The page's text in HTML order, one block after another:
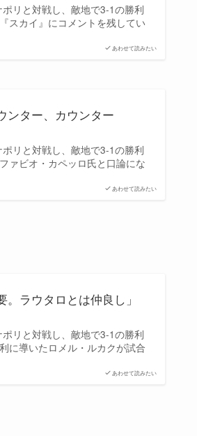
あわせて読みたい
リと対戦し、敵地で3-1の勝利
スカイ』にコメントを残してい
あわせて読みたい
ンター、カウンター
リと対戦し、敵地で3-1の勝利
ァビオ・カペッロ氏と口論にな
あわせて読みたい
ラウタロとは仲良し」
リと対戦し、敵地で3-1の勝利
に導いたロメル・ルカクが試合